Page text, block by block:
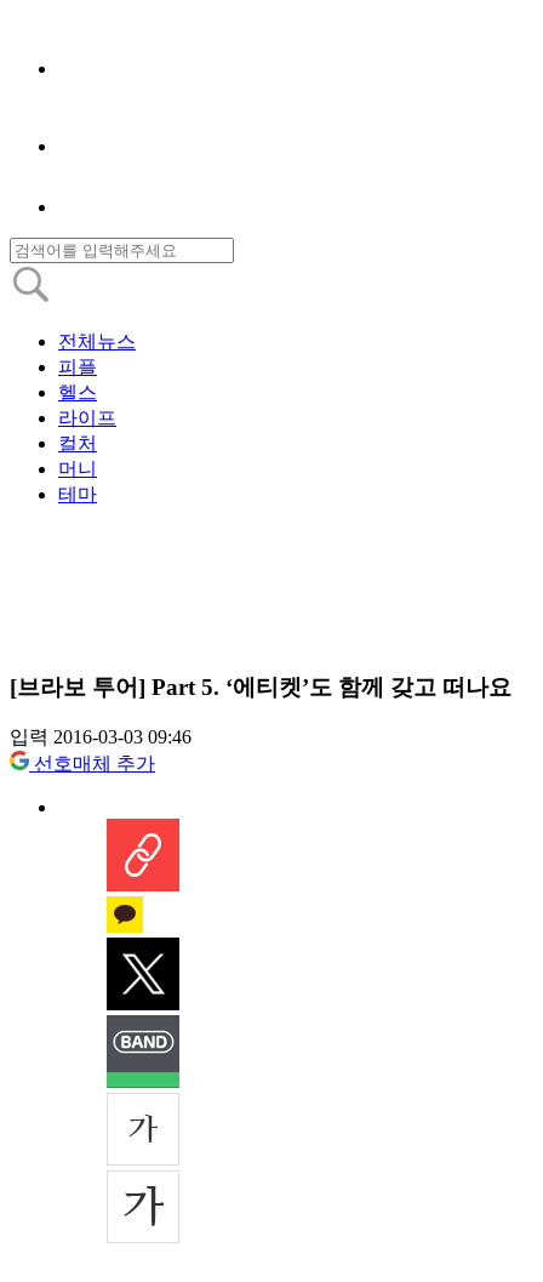
전체뉴스
피플
헬스
라이프
컬처
머니
테마
[브라보 투어] Part 5. ‘에티켓’도 함께 갖고 떠나요
입력 2016-03-03 09:46
선호매체 추가